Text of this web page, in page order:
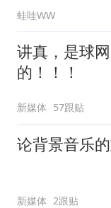
亮.栗正杰｜辣
20260807
蛙哇WW
讲真，是球
的！！！
新媒体 57跟贴
论背景音乐
新媒体 2跟贴